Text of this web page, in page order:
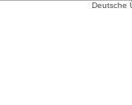
Deutsche